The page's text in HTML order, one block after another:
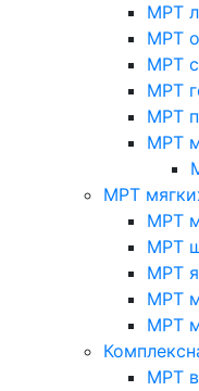
МРТ
МРТ
МРТ
МРТ
МРТ
МРТ
МРТ
МРТ
МРТ
МРТ
МРТ
МРТ
МРТ